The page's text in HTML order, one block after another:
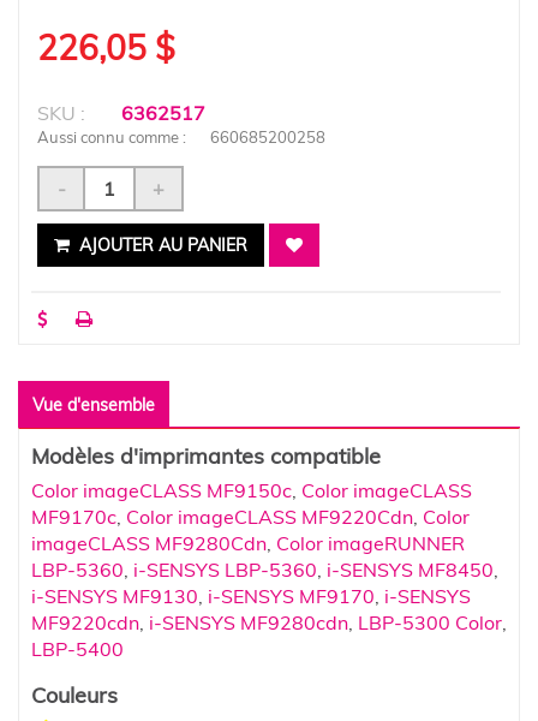
226,05 $
SKU : 6362517
Aussi connu comme : 660685200258
- +
AJOUTER AU PANIER
Vue d'ensemble
Modèles d'imprimantes compatible
Color imageCLASS MF9150c Color imageCLASS
MF9170c Color imageCLASS MF9220Cdn Color
imageCLASS MF9280Cdn Color imageRUNNER
LBP-5360 i-SENSYS LBP-5360 i-SENSYS MF8450
i-SENSYS MF9130 i-SENSYS MF9170 i-SENSYS
MF9220cdn i-SENSYS MF9280cdn LBP-5300 Color
LBP-5400
Couleurs